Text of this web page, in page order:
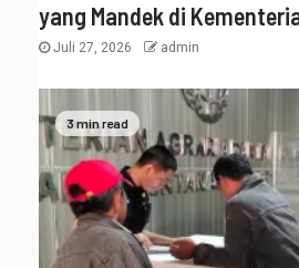
yang Mandek di
Juli 27, 2026 admin
3 min read